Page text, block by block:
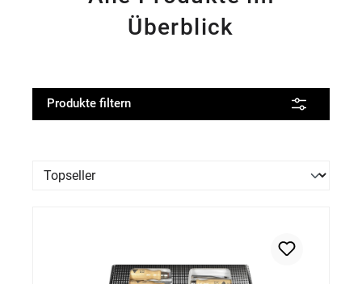
Überblick
Produkte filtern